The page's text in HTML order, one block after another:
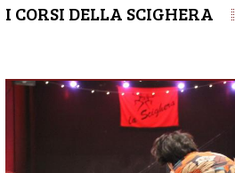
I CORSI DELLA SCIGHERA